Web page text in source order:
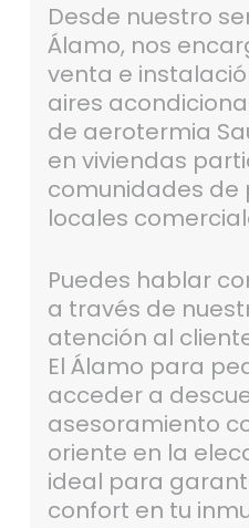
Desde nuestro
Álamo, nos
venta e
aires
de aerotermia
en viviendas
comunidades de
locales
Puedes hablar
a través de
atención al
El Álamo para
acceder a
asesoramiento
oriente en la
ideal para
confort en tu